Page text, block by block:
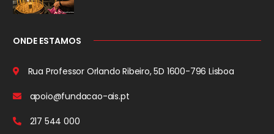
ONDE ESTAMOS
Rua Professor Orlando Ribeiro, 5D 1600-796 Lisboa
apoio@fundacao-ais.pt
217 544 000